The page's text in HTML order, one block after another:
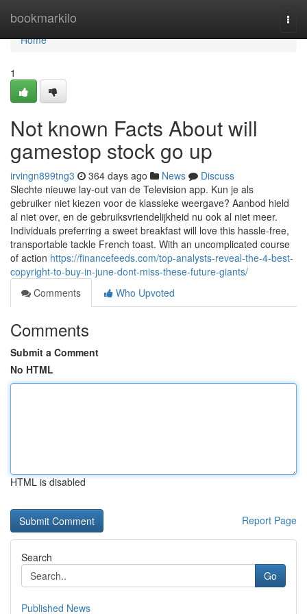
bookmarkilo
Home
Home
1
Not known Facts About will
gamestop stock go up
irvingn899tng3 364 days ago News
Discuss
Slechte nieuwe lay-out van de Television app. Kun je als
gebruiker niet kiezen voor de klassieke weergave? Aanbod hield
al niet over, en de gebruiksvriendelijkheid nu ook al niet meer.
Individuals preferring a sweet breakfast will love this hassle-free,
transportable tackle French toast. With an uncomplicated course
of action https://financefeeds.com/top-analysts-reveal-the-4-best-
copyright-to-buy-in-june-dont-miss-these-future-giants/
Comments
Who Upvoted
Comments
Submit a Comment
No HTML
HTML is disabled
Report Page
Search
Go
Published News